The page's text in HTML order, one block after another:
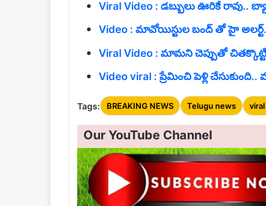
Viral Video : డబ్బులు ఊరికే రావు..
Video : మావోయిస్టుల బంద్ తో హై
Viral Video : మామని చెప్పుతో
Video viral : ప్రేమించి పెళ్లి
Tags: BREAKING NEWS Telugu news
Our YouTube Channel